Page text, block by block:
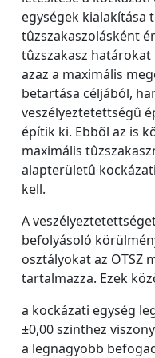
egységek kialakítása
tûzszakaszolásként
tûzszakasz
azaz a maximális
betartása céljából,
veszélyeztetettségû
építik ki. Ebbõl az is
maximális
alapterületû
kell.
A
befolyásoló
osztályokat az OTSZ
tartalmazza. Ezek
a kockázati egység
±0,00 szinthez
a legnagyobb